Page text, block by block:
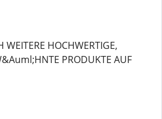
HOCHWERTIGE,
PRODUKTE AUF